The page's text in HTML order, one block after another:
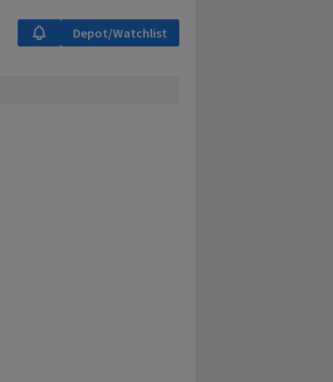
Depot/Watchlist